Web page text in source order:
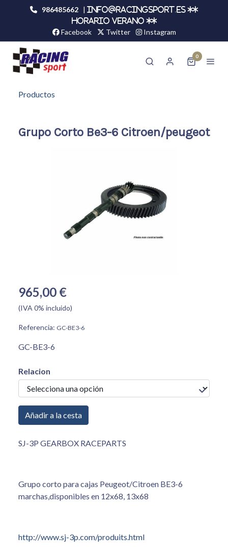
986485662 |
info@racingsport.es **
HORARIO VERANO **
Facebook Twitter Instagram
0
Productos
Grupo Corto Be3-6 Citroen/peugeot
965,00 €
(IVA 0% incluido)
Referencia: GC-BE3-6
GC-BE3-6
Relacion
Añadir a la cesta
SJ-3P GEARBOX RACEPARTS
Grupo corto para cajas Peugeot/Citroen BE3-6
marchas,disponibles en 12x68, 13x68
http://www.sj-3p.com/produits.html